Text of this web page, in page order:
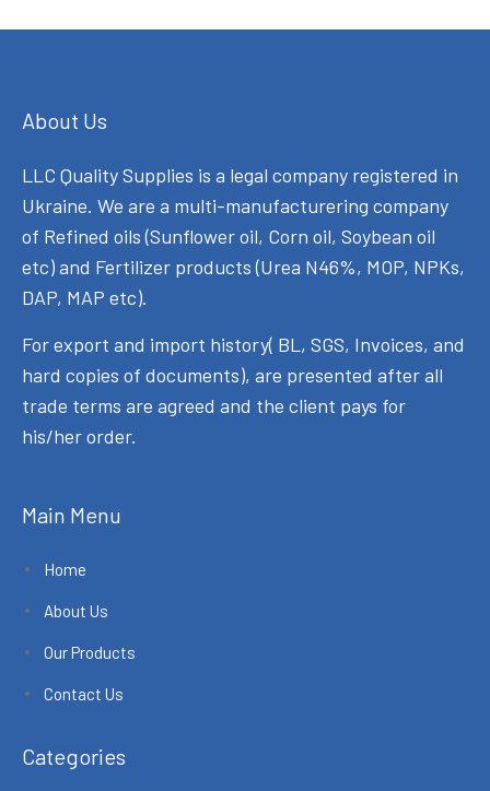
About Us
LLC Quality Supplies is a legal company registered in
Ukraine. We are a multi-manufacturering company
of Refined oils (Sunflower oil, Corn oil, Soybean oil
etc) and Fertilizer products (Urea N46%, MOP, NPKs,
DAP, MAP etc).
For export and import history( BL, SGS, Invoices, and
hard copies of documents), are presented after all
trade terms are agreed and the client pays for
his/her order.
Main Menu
Home
About Us
Our Products
Contact Us
Categories